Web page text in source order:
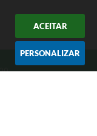
ACEITAR
PERSONALIZAR